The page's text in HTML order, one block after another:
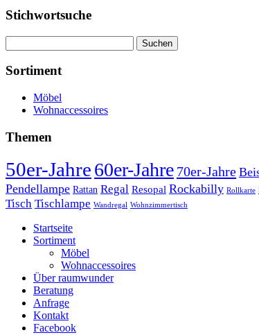
Stichwortsuche
nach:
Sortiment
Möbel
Wohnaccessoires
Themen
50er-Jahre60er-Jahre 70er-Jahre
Pendellampe Rattan Regal Resopal Rockabilly Rollkarte
Tisch Tischlampe Wandregal Wohnzimmertisch
Startseite
Sortiment
Möbel
Wohnaccessoires
Über raumwunder
Beratung
Anfrage
Kontakt
Facebook